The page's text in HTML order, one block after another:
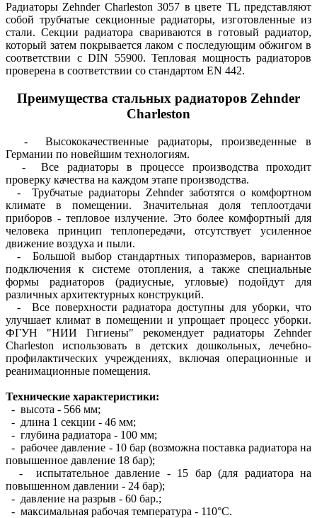
Радиаторы Zehnder Charleston 3057 в цвете TL представляют
собой трубчатые секционные радиаторы, изготовленные из
стали. Секции радиатора свариваются в готовый радиатор,
который затем покрывается лаком с последующим обжигом в
соответствии с DIN 55900. Тепловая мощность радиаторов
проверена в соответствии со стандартом EN 442.
Преимущества стальных радиаторов Zehnder
Charleston
- Высококачественные радиаторы, произведенные в
Германии по новейшим технологиям.
- Все радиаторы в процессе производства проходит
проверку качества на каждом этапе производства.
- Трубчатые радиаторы Zehnder заботятся о комфортном
климате в помещении. Значительная доля теплоотдачи
приборов - тепловое излучение. Это более комфортный для
человека принцип теплопередачи, отсутствует усиленное
движение воздуха и пыли.
- Большой выбор стандартных типоразмеров, вариантов
подключения к системе отопления, а также специальные
формы радиаторов (радиусные, угловые) подойдут для
различных архитектурных конструкций.
- Все поверхности радиатора доступны для уборки, что
улучшает климат в помещении и упрощает процесс уборки.
ФГУН "НИИ Гигиены" рекомендует радиаторы Zehnder
Charleston использовать в детских дошкольных, лечебно-
профилактических учреждениях, включая операционные и
реанимационные помещения.
Технические характеристики:
- высота - 566 мм;
- длина 1 секции - 46 мм;
- глубина радиатора - 100 мм;
- рабочее давление - 10 бар (возможна поставка радиатора на
повышенное давление 18 бар);
- испытательное давление - 15 бар (для радиатора на
повышенном давлении - 24 бар);
- давление на разрыв - 60 бар.;
- максимальная рабочая температура - 110°С.